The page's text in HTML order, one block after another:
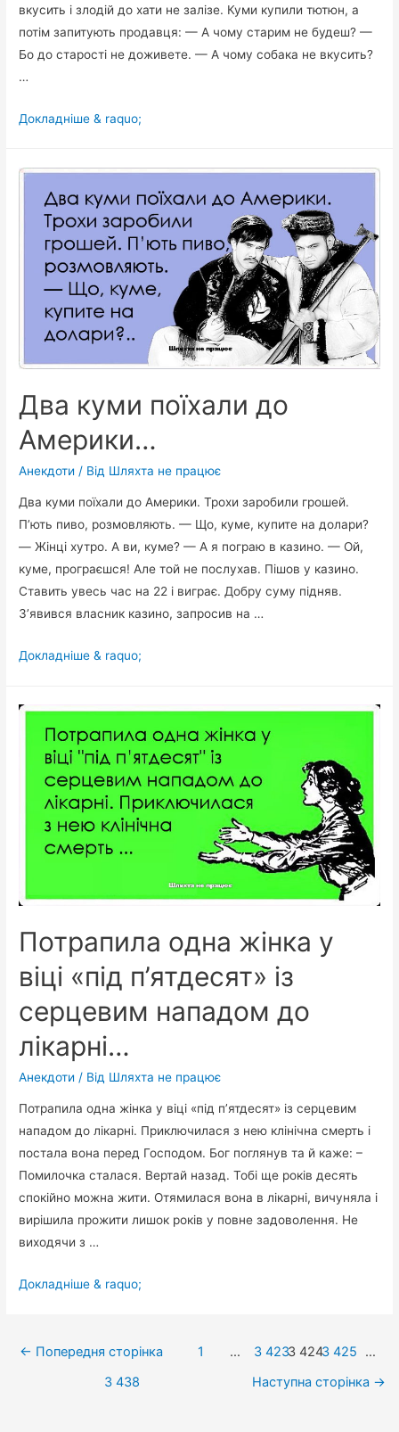
вкусить і злодій до хати не залізе. Куми купили тютюн, а
потім запитують продавця: — А чому старим не будеш? —
Бо до старості не доживете. — А чому собака не вкусить?
…
Про
Докладніше & raquo;
Два куми поїхали до
Америки…
Анекдоти / Від Шляхта не працює
Два куми поїхали до Америки. Трохи заробили грошей.
П’ють пиво, розмовляють. — Що, куме, купите на долари?
— Жінці хутро. А ви, куме? — А я пограю в казино. — Ой,
куме, програєшся! Але той не послухав. Пішов у казино.
Ставить увесь час на 22 і виграє. Добру суму підняв.
З’явився власник казино, запросив на …
Два
Америки…
Докладніше & raquo;
Потрапила одна жінка у
віці «під п’ятдесят» із
серцевим нападом до
лікарні…
Анекдоти / Від Шляхта не працює
Потрапила одна жінка у віці «під п’ятдесят» із серцевим
нападом до лікарні. Приключилася з нею клінічна смерть і
постала вона перед Господом. Бог поглянув та й каже: –
Помилочка сталася. Вертай назад. Тобі ще років десять
спокійно можна жити. Отямилася вона в лікарні, вичуняла і
вирішила прожити лишок років у повне задоволення. Не
виходячи з …
Потрапила
у
Докладніше & raquo;
Навігація
← Попередня сторінка 1 … 3 4233 4243 425
…
3 438
Наступна сторінка →